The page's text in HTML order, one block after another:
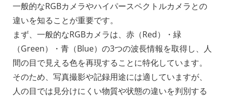
一般的なRGBカメラやハイパースペクトルカメラとの
違いを知ることが重要です。
まず、一般的なRGBカメラは、赤（Red）・緑
（Green）・青（Blue）の3つの波長情報を取得し、人
間の目で見える色を再現することに特化しています。
そのため、写真撮影や記録用途には適していますが、
人の目では見分けにくい物質や状態の違いを判別する